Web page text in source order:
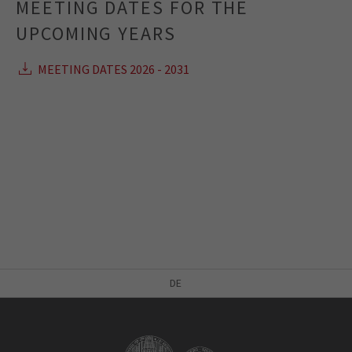
MEETING DATES FOR THE
UPCOMING YEARS
MEETING DATES 2026 - 2031
DE